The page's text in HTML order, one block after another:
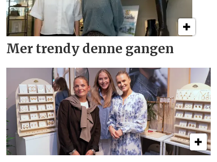
Mer trendy denne gangen